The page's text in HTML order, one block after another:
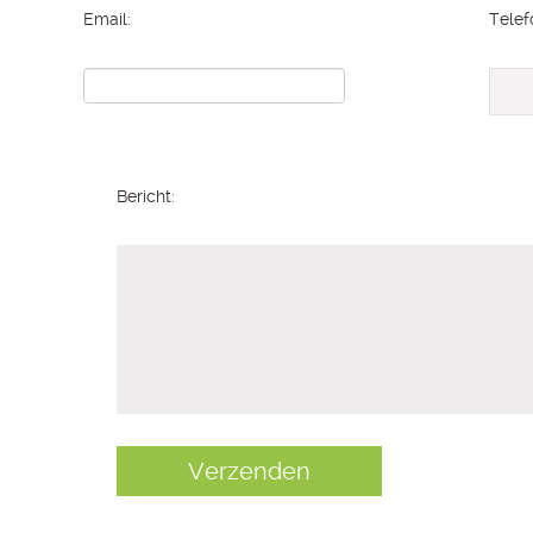
Email:
Bericht: